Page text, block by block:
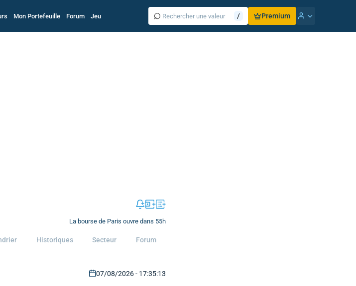
Mon Portefeuille Forum Jeu ⌕ / Premium
La bourse de Paris ouvre dans 55h
Historiques Secteur Forum
07/08/2026 - 17:35:13